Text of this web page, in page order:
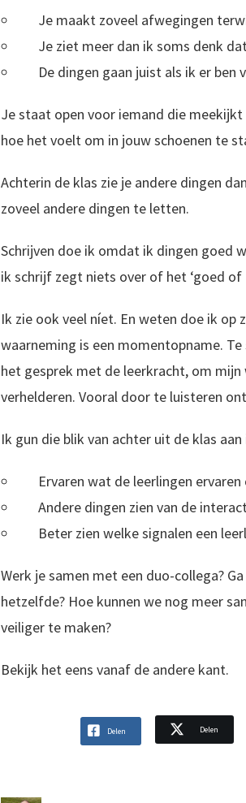
Je maakt zoveel afwegingen
Je ziet meer dan ik soms denk
De dingen gaan juist als ik er
Je staat open voor iemand die
hoe het voelt om in jouw schoenen te
Achterin de klas zie je andere dingen
zoveel andere dingen te letten.
Schrijven doe ik omdat ik dingen goed
ik schrijf zegt niets over of het ‘goed of
Ik zie ook veel níet. En weten doe ik op
waarneming is een momentopname.
het gesprek met de leerkracht, om
verhelderen. Vooral door te luisteren
Ik gun die blik van achter uit de klas
Ervaren wat de leerlingen
Andere dingen zien van de
Beter zien welke signalen een
Werk je samen met een duo-collega?
hetzelfde? Hoe kunnen we nog meer
veiliger te maken?
Bekijk het eens vanaf de andere kant.
Delen Delen